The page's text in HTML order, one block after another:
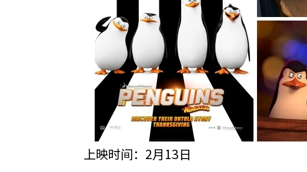
上映时间：2月13日